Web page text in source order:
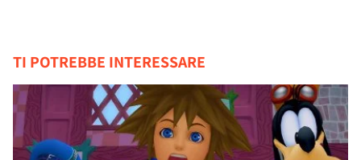
TI POTREBBE INTERESSARE